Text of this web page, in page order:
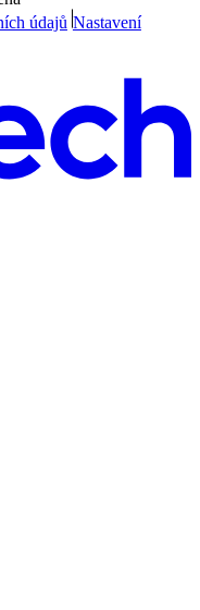
údajů Nastavení